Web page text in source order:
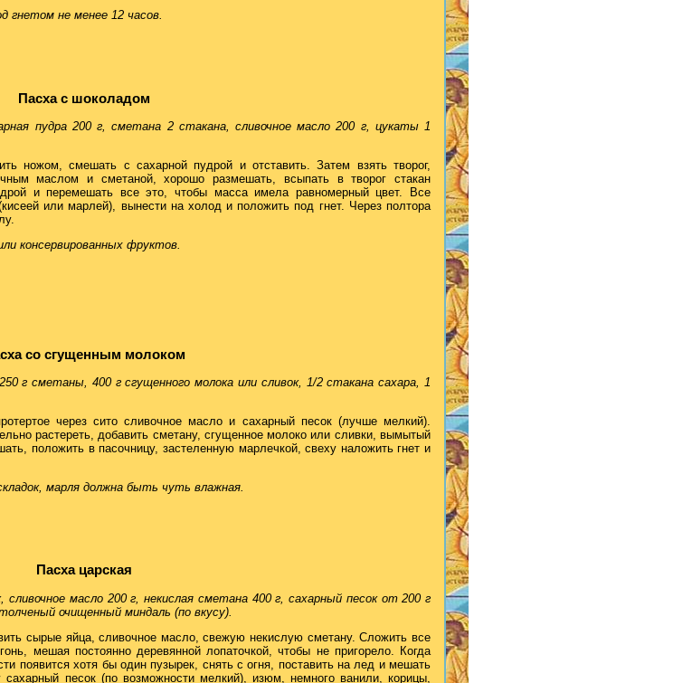
гнетом не менее 12 часов.
Пасха с шоколадом
пудра 200 г, сметана 2 стакана, сливочное масло 200 г, цукаты 1
ножом, смешать с сахарной пудрой и отставить. Затем взять творог,
маслом и сметаной, хорошо размешать, всыпать в творог стакан
и перемешать все это, чтобы масса имела равномерный цвет. Все
или марлей), вынести на холод и положить под гнет. Через полтора
консервированных фруктов.
со сгущенным молоком
г сметаны, 400 г сгущенного молока или сливок, 1/2 стакана сахара, 1
через сито сливочное масло и сахарный песок (лучше мелкий).
растереть, добавить сметану, сгущенное молоко или сливки, вымытый
положить в пасочницу, застеленную марлечкой, свеху наложить гнет и
марля должна быть чуть влажная.
Пасха царская
масло 200 г, некислая сметана 400 г, сахарный песок от 200 г
очищенный миндаль (по вкусу).
сырые яйца, сливочное масло, свежую некислую сметану. Сложить все
мешая постоянно деревянной лопаточкой, чтобы не пригорело. Когда
появится хотя бы один пузырек, снять с огня, поставить на лед и мешать
песок (по возможности мелкий), изюм, немного ванили, корицы,